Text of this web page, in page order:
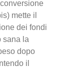
mette il
dei fondi
sana la
dopo
il